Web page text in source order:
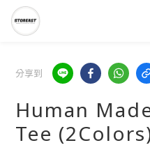
分享到
Human
Tee